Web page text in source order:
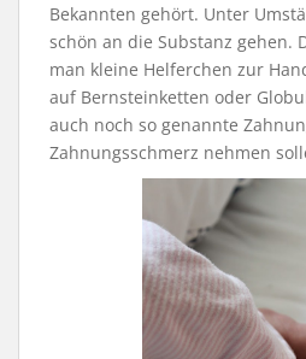
Bekannten gehört. Unter
schön an die Substanz gehen.
man kleine Helferchen zur
auf Bernsteinketten oder
auch noch so genannte
Zahnungsschmerz nehmen